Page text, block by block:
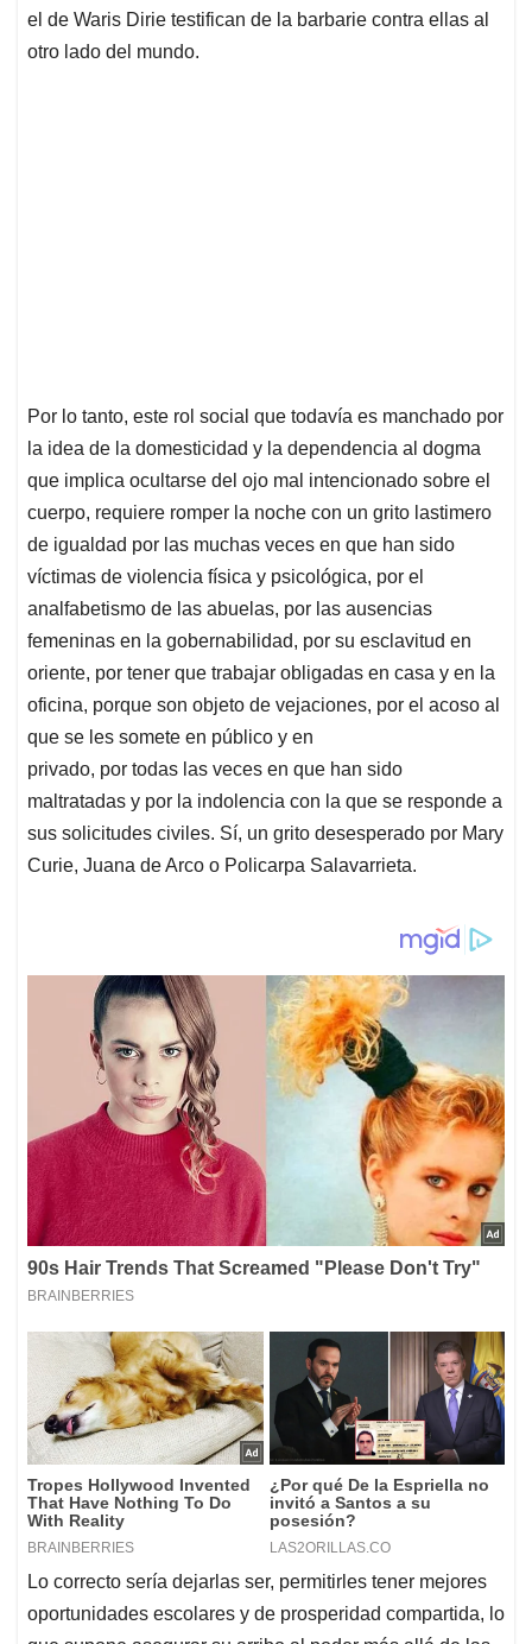
el de Waris Dirie testifican de la barbarie contra ellas al
otro lado del mundo.
Por lo tanto, este rol social que todavía es manchado por
la idea de la domesticidad y la dependencia al dogma
que implica ocultarse del ojo mal intencionado sobre el
cuerpo, requiere romper la noche con un grito lastimero
de igualdad por las muchas veces en que han sido
víctimas de violencia física y psicológica, por el
analfabetismo de las abuelas, por las ausencias
femeninas en la gobernabilidad, por su esclavitud en
oriente, por tener que trabajar obligadas en casa y en la
oficina, porque son objeto de vejaciones, por el acoso al
que se les somete en público y en
privado, por todas las veces en que han sido
maltratadas y por la indolencia con la que se responde a
sus solicitudes civiles. Sí, un grito desesperado por Mary
Curie, Juana de Arco o Policarpa Salavarrieta.
Lo correcto sería dejarlas ser, permitirles tener mejores
oportunidades escolares y de prosperidad compartida, lo